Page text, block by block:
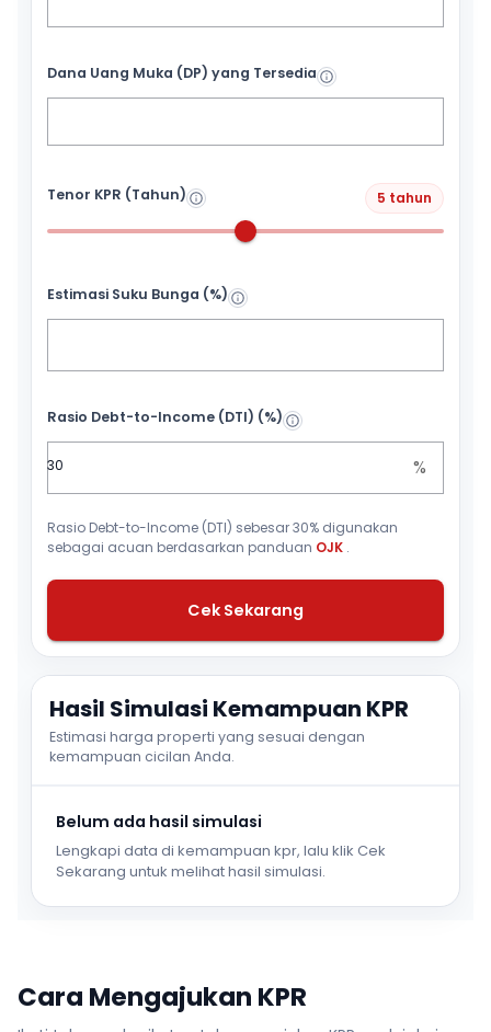
Dana Uang Muka (DP) yang Tersedia
Tenor KPR (Tahun) 5 tahun
Estimasi Suku Bunga (%)
Rasio Debt-to-Income (DTI) (%)
%
Rasio Debt-to-Income (DTI) sebesar 30% digunakan
sebagai acuan berdasarkan panduan OJK .
Cek Sekarang
Hasil Simulasi Kemampuan KPR
Estimasi harga properti yang sesuai dengan
kemampuan cicilan Anda.
Belum ada hasil simulasi
Lengkapi data di kemampuan kpr, lalu klik Cek
Sekarang untuk melihat hasil simulasi.
Cara Mengajukan KPR